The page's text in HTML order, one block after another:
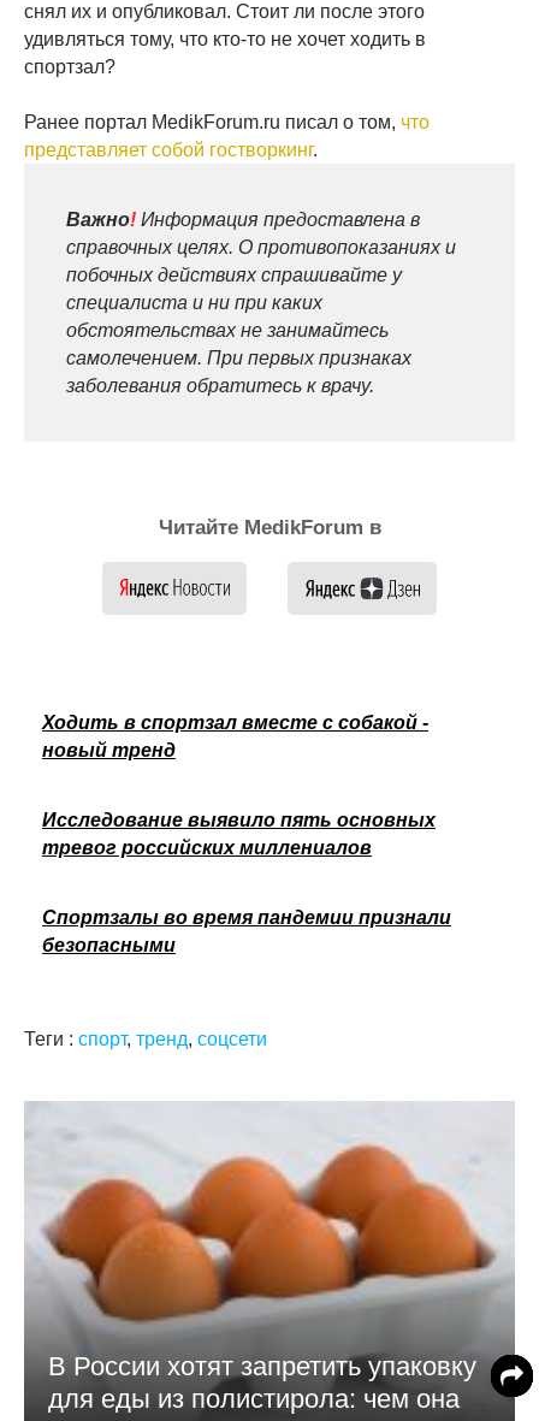
снял их и опубликовал. Стоит ли после этого
удивляться тому, что кто-то не хочет ходить в
спортзал?
Ранее портал MedikForum.ru писал о том, что
представляет собой гостворкинг.
Важно! Информация предоставлена в
справочных целях. О противопоказаниях и
побочных действиях спрашивайте у
специалиста и ни при каких
обстоятельствах не занимайтесь
самолечением. При первых признаках
заболевания обратитесь к врачу.
Читайте MedikForum в
Ходить в спортзал вместе с собакой -
новый тренд
Исследование выявило пять основных
тревог российских миллениалов
Спортзалы во время пандемии признали
безопасными
Теги : спорт, тренд, соцсети
В России хотят запретить упаковку
для еды из полистирола: чем она